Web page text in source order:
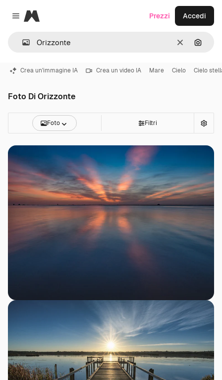
Close menu
Magnific
CancellaCerca
Prezzi Accedi
Crea un'immagine IA Crea un video IA Mare Cielo Cielo
Foto Di Orizzonte
Foto Filtri